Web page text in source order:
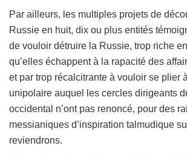
Par ailleurs, les multiples projets de
Russie en huit, dix ou plus entités
de vouloir détruire la Russie, trop riche
qu’elles échappent à la rapacité des
et par trop récalcitrante à vouloir se plier
unipolaire auquel les cercles dirigeants
occidental n’ont pas renoncé, pour des
messianiques d’inspiration talmudique
reviendrons.